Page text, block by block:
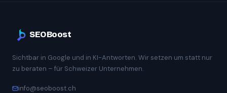
SEOBoost
Sichtbar in Google und in KI-Antworten. Wir setzen um statt nur
zu beraten – für Schweizer Unternehmen.
info@seoboost.ch